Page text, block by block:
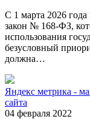
С 1 марта 2026
закон № 168-ФЗ,
использования
безусловный
должна…
Яндекс метрика -
сайта
04 февраля 2022